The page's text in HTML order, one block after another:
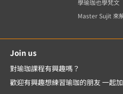
學瑜珈也學梵文
Master Sujit 來
Join us
對瑜珈課程有興趣嗎？
歡迎有興趣想練習瑜珈的朋友 一起加